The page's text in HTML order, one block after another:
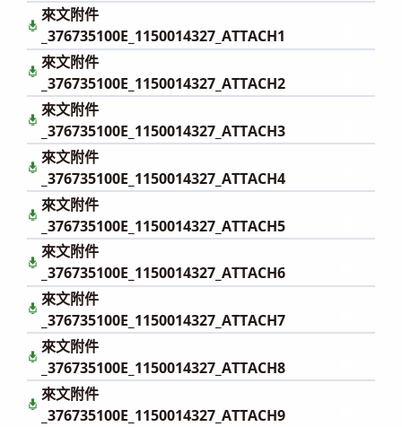
來文附件
_376735100E_1150014327_ATTACH1
來文附件
_376735100E_1150014327_ATTACH2
來文附件
_376735100E_1150014327_ATTACH3
來文附件
_376735100E_1150014327_ATTACH4
來文附件
_376735100E_1150014327_ATTACH5
來文附件
_376735100E_1150014327_ATTACH6
來文附件
_376735100E_1150014327_ATTACH7
來文附件
_376735100E_1150014327_ATTACH8
來文附件
_376735100E_1150014327_ATTACH9